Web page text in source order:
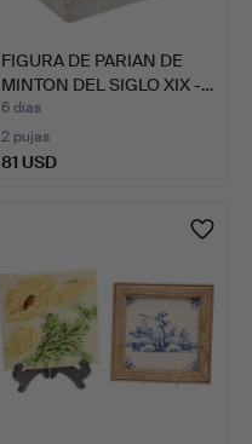
FIGURA DE PARIAN DE
MINTON DEL SIGLO XIX -…
6 días
2 pujas
81 USD